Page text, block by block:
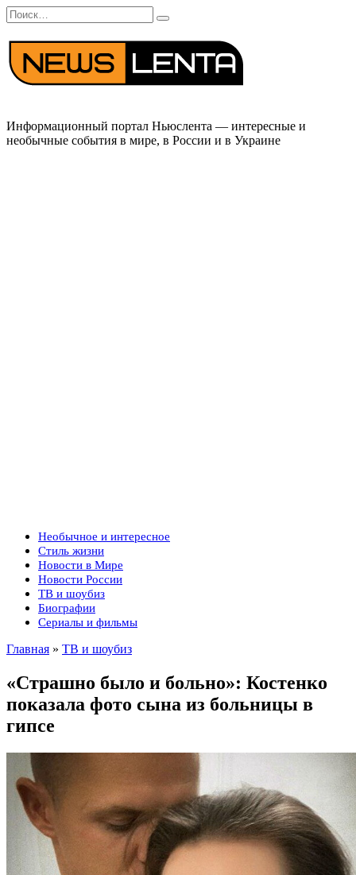
Перейти
к
содержанию
Search
for:
Информационный портал Ньюслента — интересные и
необычные события в мире, в России и в Украине
Необычное и интересное
Стиль жизни
Новости в Мире
Новости России
ТВ и шоубиз
Биографии
Сериалы и фильмы
Главная » ТВ и шоубиз
«Страшно было и больно»: Костенко
показала фото сына из больницы в
гипсе